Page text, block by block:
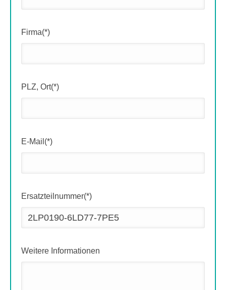
Firma(*)
PLZ, Ort(*)
E-Mail(*)
Ersatzteilnummer(*)
Weitere Informationen